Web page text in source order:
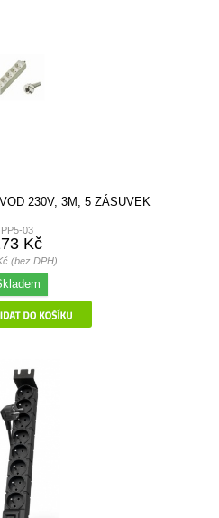
230V, 3M, 5 ZÁSUVEK
PP5-03
Kč
(bez DPH)